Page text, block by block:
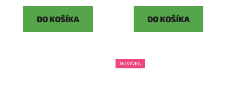
DO KOŠÍKA DO KOŠÍKA
NOVINKA